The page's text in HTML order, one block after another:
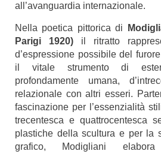
all’avanguardia internazionale.
Nella poetica pittorica di
Parigi 1920) il ritratto
d’espressione possibile del
il vitale strumento di
profondamente umana,
relazionale con altri esseri.
fascinazione per l’essenzialità
trecentesca e quattrocentesca
plastiche della scultura e per la
grafico, Modigliani